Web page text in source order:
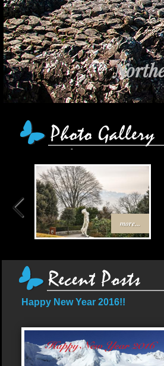
more...
Happy New Year 2016!!